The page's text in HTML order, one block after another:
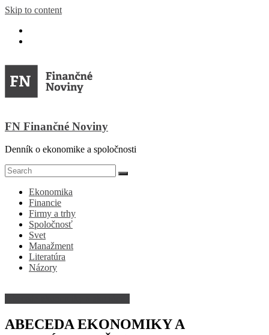
Skip to content
FN Finančné Noviny
Denník o ekonomike a spoločnosti
Ekonomika
Financie
Firmy a trhy
Spoločnosť
Svet
Manažment
Literatúra
Názory
ABECEDA EKONOMIKY A